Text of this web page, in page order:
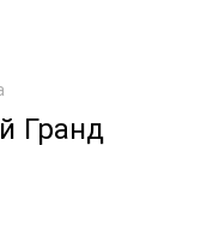
Гранд